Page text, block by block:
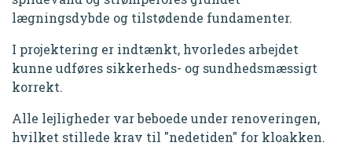
lægningsdybde og tilstødende fundamenter.
I projektering er indtænkt, hvorledes arbejdet
kunne udføres sikkerheds- og sundhedsmæssigt
korrekt.
Alle lejligheder var beboede under renoveringen,
hvilket stillede krav til "nedetiden" for kloakken.